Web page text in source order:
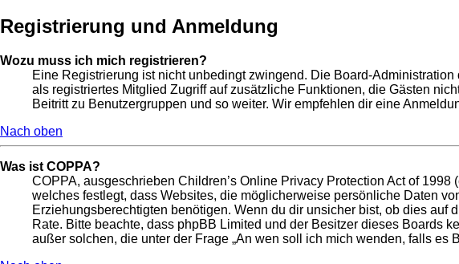
Registrierung und Anmeldung
Wozu muss ich mich registrieren?
Eine Registrierung ist nicht unbedingt zwingend. Die Board-
als registriertes Mitglied Zugriff auf zusätzliche Funktionen, die Gästen
Beitritt zu Benutzergruppen und so weiter. Wir empfehlen dir eine
Nach oben
Was ist COPPA?
COPPA, ausgeschrieben Children’s Online Privacy Protection Act of
welches festlegt, dass Websites, die möglicherweise persönliche Daten
Erziehungsberechtigten benötigen. Wenn du dir unsicher bist, ob dies
Rate. Bitte beachte, dass phpBB Limited und der Besitzer dieses Boards
außer solchen, die unter der Frage „An wen soll ich mich wenden, falls